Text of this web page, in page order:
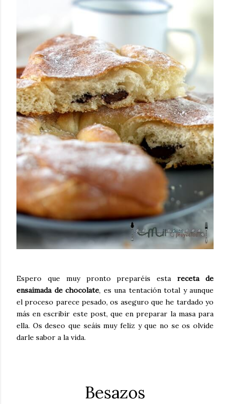
Espero que muy pronto preparéis estareceta de
ensaimada de chocolate, es una tentación total y aunque
el proceso parece pesado, os aseguro que he tardado yo
más en escribir este post, que en preparar la masa para
ella. Os deseo que seáis muy feliz y que no se os olvide
darle sabor a la vida.
Besazos